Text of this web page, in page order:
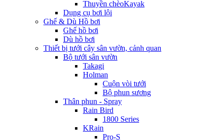
Thuyền chèoKayak
Dụng cụ bơi lội
Ghế & Dù Hồ bơi
Ghế hồ bơi
Dù hồ bơi
Thiết bị tưới cây sân vườn, cảnh quan
Bộ tưới sân vườn
Takagi
Holman
Cuộn vòi tưới
Bộ phun sương
Thân phun - Spray
Rain Bird
1800 Series
KRain
Pro-S